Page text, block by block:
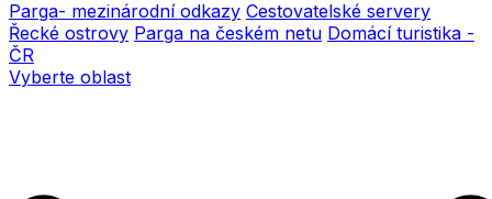
Parga- mezinárodní odkazy Cestovatelské servery
Řecké ostrovy Parga na českém netu Domácí turistika -
ČR
Vyberte oblast